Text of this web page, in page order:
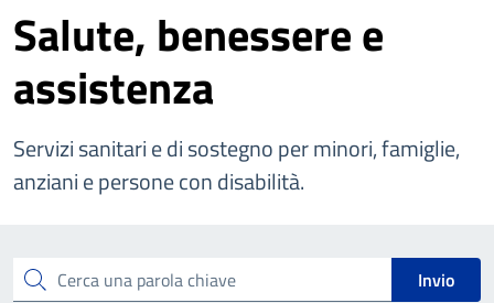
Salute, benessere e
assistenza
Servizi sanitari e di sostegno per minori, famiglie,
anziani e persone con disabilità.
Cerca una parola chiave
Invio